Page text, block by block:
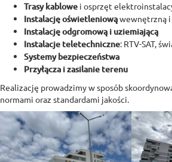
Trasy kablowe i osprzęt
Instalację oświetleniowąwewnętrzną
Instalację odgromową i uziemiającą
Instalacje teletechniczne: RTV-SAT,
Systemy bezpieczeństwa
Przyłącza i zasilanie terenu
Realizację prowadzimy w sposób
normami oraz standardami jakości.